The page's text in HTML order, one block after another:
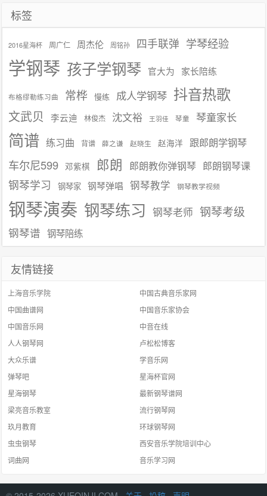
标签
2016星海杯 周广仁 周杰伦 周铭孙 四手联弹 学琴经验
学钢琴 孩子学钢琴 官大为 家长陪练
布格缪勒练习曲 常桦 慢练 成人学钢琴 抖音热歌
文武贝 李云迪 林俊杰 沈文裕 王羽佳 琴童 琴童家长
简谱 练习曲 背谱 薛之谦 赵晓生 赵海洋 跟郎朗学钢琴
车尔尼599 邓紫棋 郎朗 郎朗教你弹钢琴 郎朗钢琴课
钢琴学习 钢琴家 钢琴弹唱 钢琴教学 钢琴教学视频
钢琴演奏 钢琴练习 钢琴老师 钢琴考级
钢琴谱 钢琴陪练
友情链接
上海音乐学院
中国古典音乐家网
中国曲谱网
中国音乐家协会
中国音乐网
中音在线
人人钢琴网
卢松松博客
大众乐谱
学音乐网
弹琴吧
星海杯官网
星海钢琴
最新钢琴谱网
梁亮音乐教室
流行钢琴网
玖月教育
环球钢琴网
虫虫钢琴
西安音乐学院培训中心
词曲网
音乐学习网